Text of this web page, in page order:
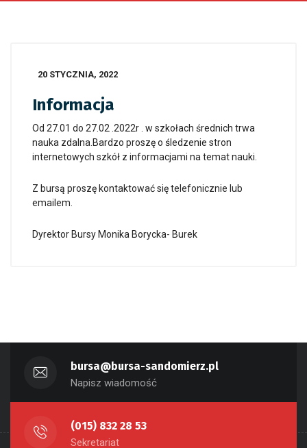
20 STYCZNIA, 2022
Informacja
Od 27.01 do 27.02 .2022r . w szkołach średnich trwa
nauka zdalna.Bardzo proszę o śledzenie stron
internetowych szkół z informacjami na temat nauki.
Z bursą proszę kontaktować się telefonicznie lub
emailem.
Dyrektor Bursy Monika Borycka- Burek
bursa@bursa-sandomierz.pl
Napisz wiadomość
(015) 832 28 53
Sekretariat